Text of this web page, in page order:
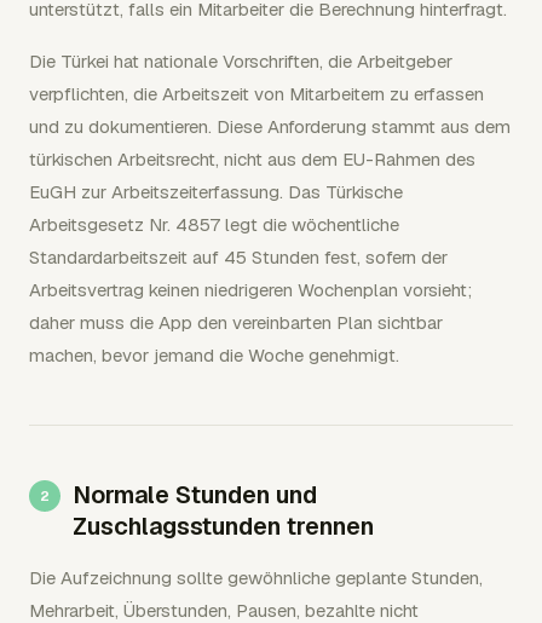
unterstützt, falls ein Mitarbeiter die Berechnung hinterfragt.
Die Türkei hat nationale Vorschriften, die Arbeitgeber
verpflichten, die Arbeitszeit von Mitarbeitern zu erfassen
und zu dokumentieren. Diese Anforderung stammt aus dem
türkischen Arbeitsrecht, nicht aus dem EU-Rahmen des
EuGH zur Arbeitszeiterfassung. Das Türkische
Arbeitsgesetz Nr. 4857 legt die wöchentliche
Standardarbeitszeit auf 45 Stunden fest, sofern der
Arbeitsvertrag keinen niedrigeren Wochenplan vorsieht;
daher muss die App den vereinbarten Plan sichtbar
machen, bevor jemand die Woche genehmigt.
Normale Stunden und
Zuschlagsstunden trennen
Die Aufzeichnung sollte gewöhnliche geplante Stunden,
Mehrarbeit, Überstunden, Pausen, bezahlte nicht